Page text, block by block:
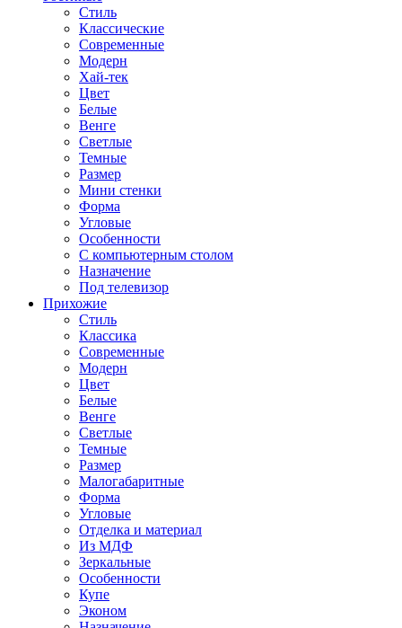
Стиль
Классические
Современные
Модерн
Хай-тек
Цвет
Белые
Венге
Светлые
Темные
Размер
Мини стенки
Форма
Угловые
Особенности
С компьютерным столом
Назначение
Под телевизор
Прихожие
Стиль
Классика
Современные
Модерн
Цвет
Белые
Венге
Светлые
Темные
Размер
Малогабаритные
Форма
Угловые
Отделка и материал
Из МДФ
Зеркальные
Особенности
Купе
Эконом